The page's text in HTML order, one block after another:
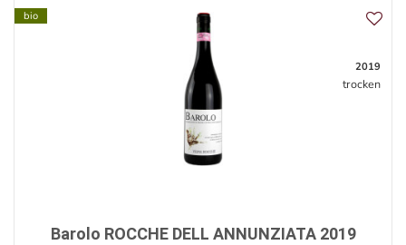
bio
2019
trocken
Barolo ROCCHE DELL ANNUNZIATA 2019